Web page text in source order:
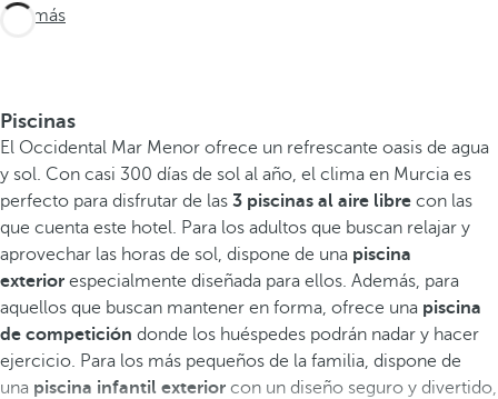
Ver más
Piscinas
El Occidental Mar Menor ofrece un refrescante oasis de agua
y sol. Con casi 300 días de sol al año, el clima en Murcia es
perfecto para disfrutar de las 3 piscinas al aire libre con las
que cuenta este hotel. Para los adultos que buscan relajar y
aprovechar las horas de sol, dispone de una piscina
exterior especialmente diseñada para ellos. Además, para
aquellos que buscan mantener en forma, ofrece una piscina
de competición donde los huéspedes podrán nadar y hacer
ejercicio. Para los más pequeños de la familia, dispone de
una piscina infantil exterior con un diseño seguro y divertido,